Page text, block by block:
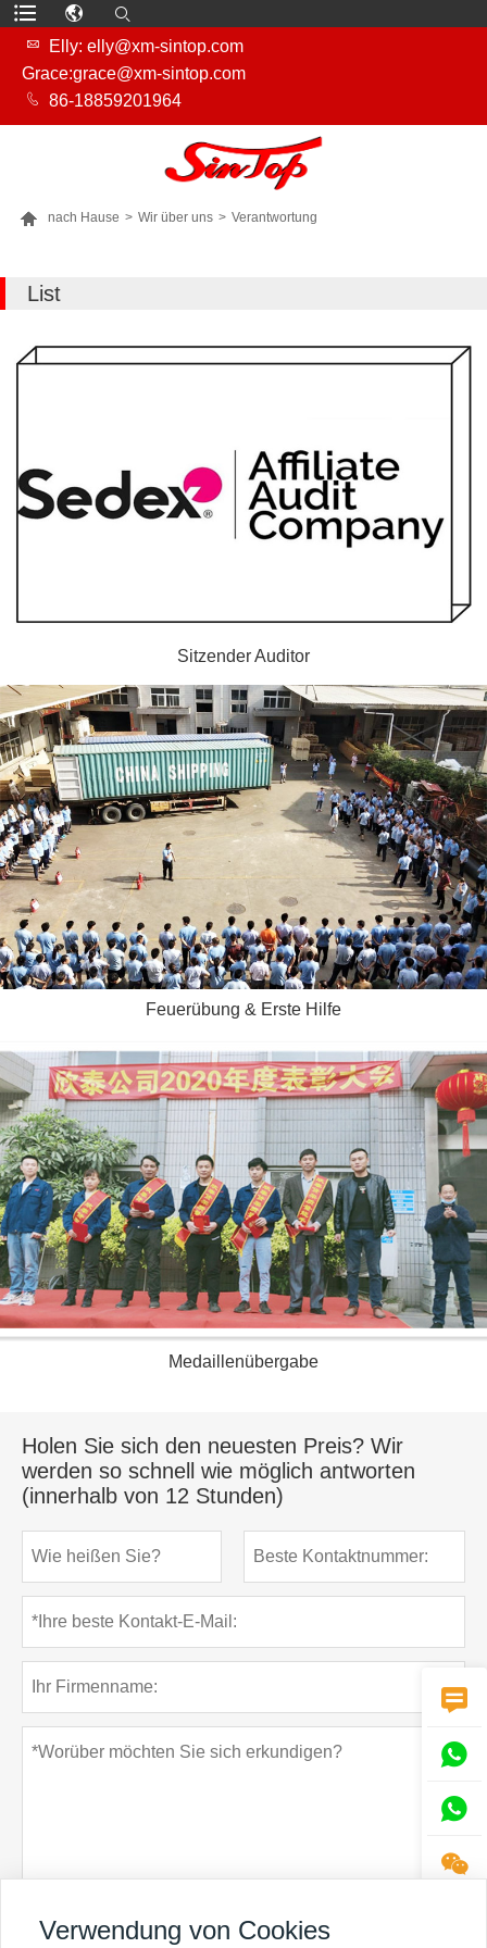

Elly: elly@xm-sintop.com
Grace:grace@xm-sintop.com
 86-18859201964
 nach Hause > Wir über uns > Verantwortung
List
Sitzender Auditor
Feuerübung & Erste Hilfe
Medaillenübergabe
Holen Sie sich den neuesten Preis? Wir
werden so schnell wie möglich antworten
(innerhalb von 12 Stunden)




Verwendung von Cookies